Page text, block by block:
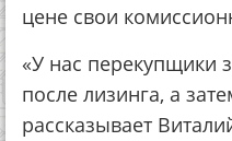
цене свои
«У нас перекупщики
после лизинга, а
рассказывает